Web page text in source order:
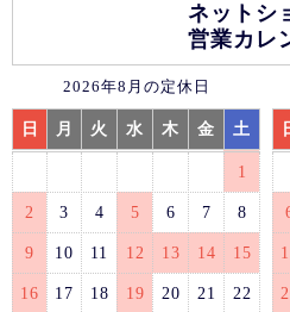
ネットシ
営業カレ
2026年8月の定休日
日 月 火 水 木 金 土
1
2 3 4 5 6 7 8
9 10 11 12 13 14 15
16 17 18 19 20 21 22